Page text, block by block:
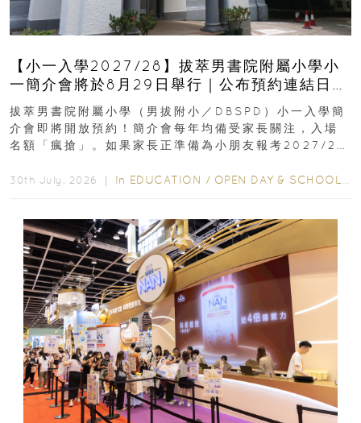
【小一入學2027/28】拔萃男書院附屬小學小
一簡介會將於8月29日舉行｜公布預約連結日期
｜更設有網上重溫
拔萃男書院附屬小學（男拔附小／DBSPD）小一入學簡
介會即將開放預約！簡介會每年均備受家長關注，入場
名額「瘋搶」。如果家長正準備為小朋友報考2027/28
30th July, 2026 ｜ In EDUCATION / OPEN DAY & SCHOOL EVENTS